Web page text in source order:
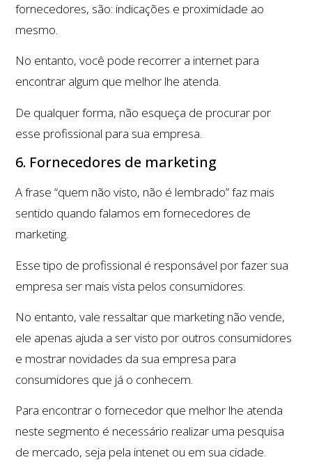
fornecedores, são: indicações e proximidade ao
mesmo.
No entanto, você pode recorrer a internet para
encontrar algum que melhor lhe atenda.
De qualquer forma, não esqueça de procurar por
esse profissional para sua empresa.
6. Fornecedores de marketing
A frase “quem não visto, não é lembrado” faz mais
sentido quando falamos em fornecedores de
marketing.
Esse tipo de profissional é responsável por fazer sua
empresa ser mais vista pelos consumidores.
No entanto, vale ressaltar que marketing não vende,
ele apenas ajuda a ser visto por outros consumidores
e mostrar novidades da sua empresa para
consumidores que já o conhecem.
Para encontrar o fornecedor que melhor lhe atenda
neste segmento é necessário realizar uma pesquisa
de mercado, seja pela intenet ou em sua cidade.